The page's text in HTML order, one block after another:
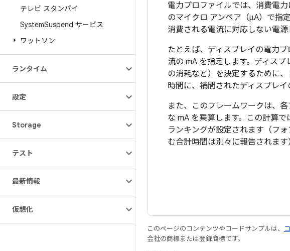
テレビ スタンバイ
SystemSuspend サービス
ワットソン
ランタイム
設定
Storage
テスト
最新情報
仮想化
電力プロファイルでは、消費電
のマイクロ アンペア（μA）で指
消費される電流に対応しない電
たとえば、ディスプレイの電力
流の mA を指定します。ディス
の消耗など）を決定するために
時間に、補間されたディスプレイ
また、このフレームワークは、
な mA を乗算します。この計算
ランキングが設定されます（フ
む合計時間は別々に報告されます
このページのコンテンツやコードサンプルは、
会社の商標または登録商標です。